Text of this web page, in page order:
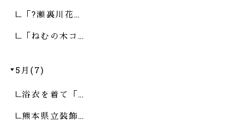
「?瀬裏川花…
「ねむの木コ…
5月(7)
浴衣を着て「…
熊本県立装飾…